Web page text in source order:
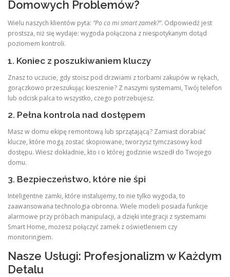
Domowych Problemów?
Wielu naszych klientów pyta: “Po co mi smart zamek?”. Odpowiedź jest
prostsza, niż się wydaje: wygoda połączona z niespotykanym dotąd
poziomem kontroli.
1. Koniec z poszukiwaniem kluczy
Znasz to uczucie, gdy stoisz pod drzwiami z torbami zakupów w rękach,
gorączkowo przeszukując kieszenie? Z naszymi systemami, Twój telefon
lub odcisk palca to wszystko, czego potrzebujesz.
2. Pełna kontrola nad dostępem
Masz w domu ekipę remontową lub sprzątającą? Zamiast dorabiać
klucze, które mogą zostać skopiowane, tworzysz tymczasowy kod
dostępu. Wiesz dokładnie, kto i o której godzinie wszedł do Twojego
domu.
3. Bezpieczeństwo, które nie śpi
Inteligentne zamki, które instalujemy, to nie tylko wygoda, to
zaawansowana technologia obronna. Wiele modeli posiada funkcje
alarmowe przy próbach manipulacji, a dzięki integracji z systemami
Smart Home, możesz połączyć zamek z oświetleniem czy
monitoringiem.
Nasze Usługi: Profesjonalizm w Każdym
Detalu